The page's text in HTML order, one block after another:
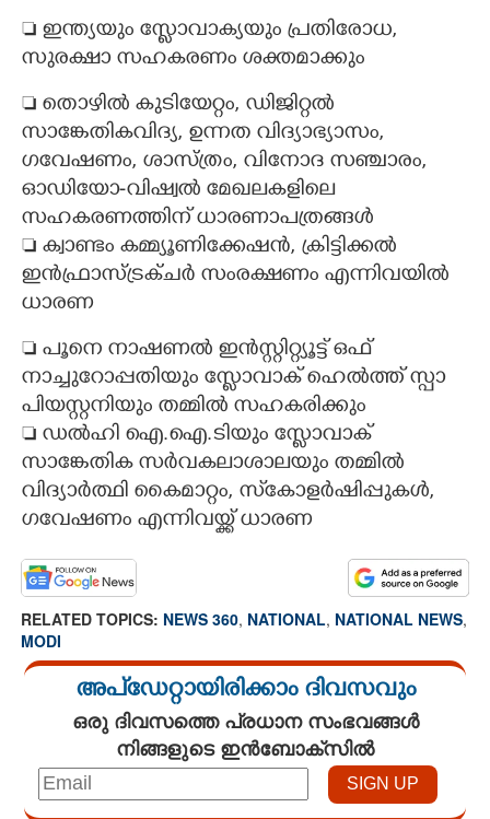
 ഇന്ത്യയും സ്ളോവാക്യയും പ്രതിരോധ,
സുരക്ഷാ സഹകരണം ശക്തമാക്കും
 തൊഴിൽ കുടിയേറ്റം, ഡിജിറ്റൽ
സാങ്കേതികവിദ്യ, ഉന്നത വിദ്യാഭ്യാസം,
ഗവേഷണം, ശാസ്ത്രം, വിനോദ സഞ്ചാരം,
ഓഡിയോ-വിഷ്വൽ മേഖലകളിലെ
സഹകരണത്തിന് ധാരണാപത്രങ്ങൾ
 ക്വാണ്ടം കമ്മ്യൂണിക്കേഷൻ, ക്രിട്ടിക്കൽ
ഇൻഫ്രാസ്ട്രക്ചർ സംരക്ഷണം എന്നിവയിൽ
ധാരണ
 പൂനെ നാഷണൽ ഇൻസ്റ്റിറ്റ്യൂട്ട് ഒഫ്
നാച്ചുറോപ്പതിയും സ്ലോവാക് ഹെൽത്ത് സ്പാ
പിയസ്റ്റനിയും തമ്മിൽ സഹകരിക്കും
 ഡൽഹി ഐ.ഐ.ടിയും സ്ലോവാക്
സാങ്കേതിക സർവകലാശാലയും തമ്മിൽ
വിദ്യാർത്ഥി കൈമാറ്റം, സ്‌കോളർഷിപ്പുകൾ,
ഗവേഷണം എന്നിവയ്ക്ക് ധാരണ
RELATED TOPICS: NEWS 360, NATIONAL, NATIONAL NEWS,
MODI
അപ്ഡേറ്റായിരിക്കാം ദിവസവും
ഒരു ദിവസത്തെ പ്രധാന സംഭവങ്ങൾ
നിങ്ങളുടെ ഇൻബോക്സിൽ